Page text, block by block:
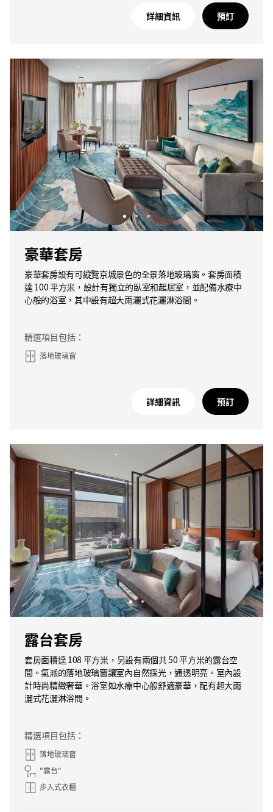
詳細資訊 預訂
豪華套房
豪華套房設有可縱覽京城景色的全景落地玻璃窗。套房面積
達 100 平方米，設計有獨立的臥室和起居室，並配備水療中
心般的浴室，其中設有超大雨灑式花灑淋浴間。
精選項目包括：
落地玻璃窗
詳細資訊 預訂
露台套房
套房面積達 108 平方米，另設有兩個共 50 平方米的露台空
間。氣派的落地玻璃窗讓室內自然採光，通透明亮。室內設
計時尚精緻奢華。浴室如水療中心般舒適豪華，配有超大雨
灑式花灑淋浴間。
精選項目包括：
落地玻璃窗
"露台"
步入式衣櫃